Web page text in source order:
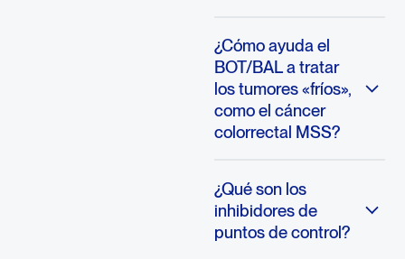
¿Cómo ayuda el
BOT/BAL a tratar
los tumores «fríos»,
como el cáncer
colorrectal MSS?
¿Qué son los
inhibidores de
puntos de control?